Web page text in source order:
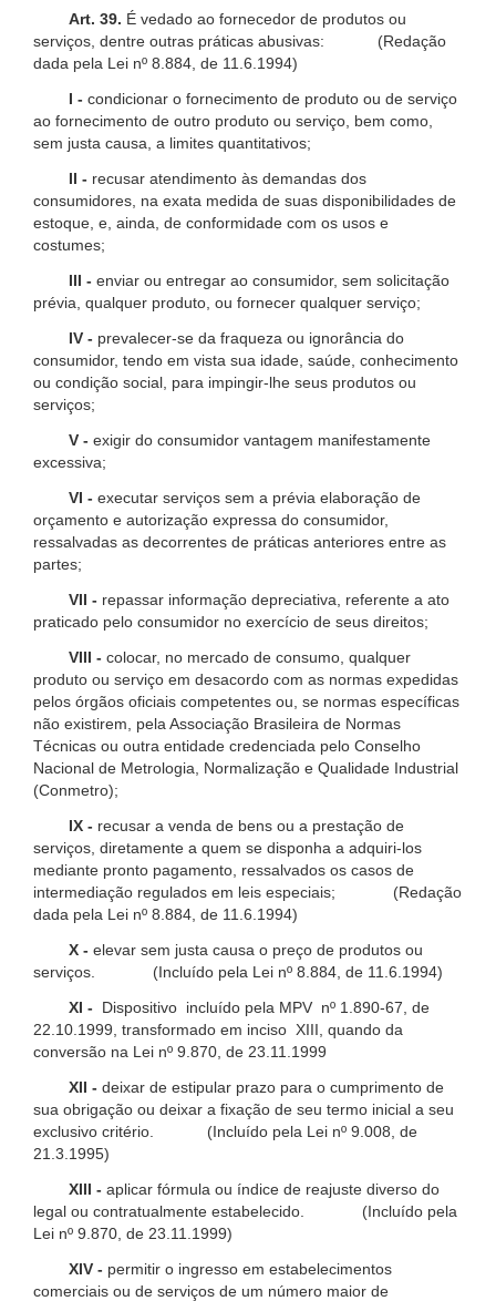
Art. 39. É vedado ao fornecedor de produtos ou
serviços, dentre outras práticas abusivas: (Redação
dada pela Lei nº 8.884, de 11.6.1994)
I - condicionar o fornecimento de produto ou de serviço
ao fornecimento de outro produto ou serviço, bem como,
sem justa causa, a limites quantitativos;
II - recusar atendimento às demandas dos
consumidores, na exata medida de suas disponibilidades de
estoque, e, ainda, de conformidade com os usos e
costumes;
III - enviar ou entregar ao consumidor, sem solicitação
prévia, qualquer produto, ou fornecer qualquer serviço;
IV - prevalecer-se da fraqueza ou ignorância do
consumidor, tendo em vista sua idade, saúde, conhecimento
ou condição social, para impingir-lhe seus produtos ou
serviços;
V - exigir do consumidor vantagem manifestamente
excessiva;
VI - executar serviços sem a prévia elaboração de
orçamento e autorização expressa do consumidor,
ressalvadas as decorrentes de práticas anteriores entre as
partes;
VII - repassar informação depreciativa, referente a ato
praticado pelo consumidor no exercício de seus direitos;
VIII - colocar, no mercado de consumo, qualquer
produto ou serviço em desacordo com as normas expedidas
pelos órgãos oficiais competentes ou, se normas específicas
não existirem, pela Associação Brasileira de Normas
Técnicas ou outra entidade credenciada pelo Conselho
Nacional de Metrologia, Normalização e Qualidade Industrial
(Conmetro);
IX - recusar a venda de bens ou a prestação de
serviços, diretamente a quem se disponha a adquiri-los
mediante pronto pagamento, ressalvados os casos de
intermediação regulados em leis especiais; (Redação
dada pela Lei nº 8.884, de 11.6.1994)
X - elevar sem justa causa o preço de produtos ou
serviços. (Incluído pela Lei nº 8.884, de 11.6.1994)
XI -
Dispositivo incluído pela MPV nº 1.890-67, de
22.10.1999, transformado em inciso XIII, quando da
conversão na Lei nº 9.870, de 23.11.1999
XII - deixar de estipular prazo para o cumprimento de
sua obrigação ou deixar a fixação de seu termo inicial a seu
exclusivo critério. (Incluído pela Lei nº 9.008, de
21.3.1995)
XIII - aplicar fórmula ou índice de reajuste diverso do
legal ou contratualmente estabelecido. (Incluído pela
Lei nº 9.870, de 23.11.1999)
XIV - permitir o ingresso em estabelecimentos
comerciais ou de serviços de um número maior de